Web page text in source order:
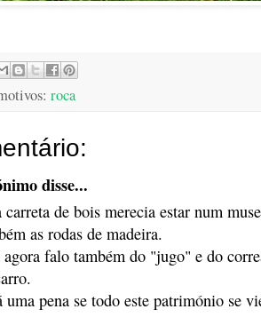
roca
disse...
carreta de bois merecia estar num
as rodas de madeira.
falo também do "jugo" e do
uma pena se todo este património se